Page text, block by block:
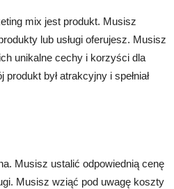
mix jest produkt. Musisz
lub usługi oferujesz. Musisz
unikalne cechy i korzyści dla
był atrakcyjny i spełniał
Musisz ustalić odpowiednią cenę
Musisz wziąć pod uwagę koszty